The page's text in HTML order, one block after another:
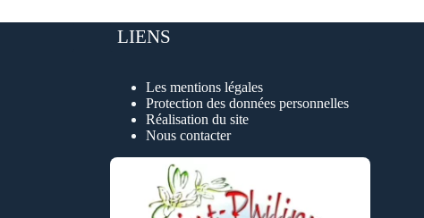
LIENS
Les mentions légales
Protection des données personnelles
Réalisation du site
Nous contacter